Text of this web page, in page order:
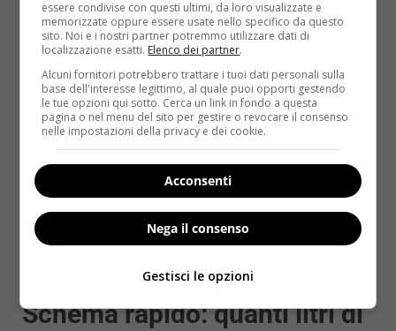
fresca e verdura possono aiutare a integrare i liquidi
in modo naturale e gustoso.
In gravidanza e allattamento
Il fabbisogno idrico aumenta durante la gravidanza
e, ancora di più, durante l’allattamento: produrre
latte richiede una quantità significativa di liquidi. Le
linee guida suggeriscono un apporto aggiuntivo di
normale, ma è sempre bene confrontarsi con il
proprio medico o ostetrica per indicazioni
Schema rapido: quanti litri di
essere condivise con questi ultimi, da loro visualizzate e
memorizzate oppure essere usate nello specifico da questo
sito. Noi e i nostri partner potremmo utilizzare dati di
localizzazione esatti. Elenco dei partner.
Alcuni fornitori potrebbero trattare i tuoi dati personali sulla
base dell'interesse legittimo, al quale puoi opporti gestendo
le tue opzioni qui sotto. Cerca un link in fondo a questa
pagina o nel menu del sito per gestire o revocare il consenso
nelle impostazioni della privacy e dei cookie.
Acconsenti
Nega il consenso
Gestisci le opzioni